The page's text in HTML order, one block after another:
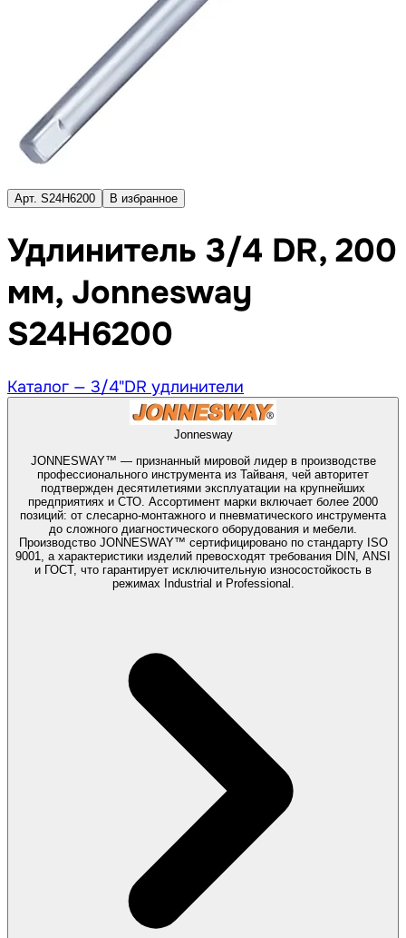
Арт. S24H6200 В избранное
Удлинитель 3/4 DR, 200
мм, Jonnesway
S24H6200
Каталог — 3/4"DR удлинители
Jonnesway
JONNESWAY™ — признанный мировой лидер в производстве
профессионального инструмента из Тайваня, чей авторитет
подтвержден десятилетиями эксплуатации на крупнейших
предприятиях и СТО. Ассортимент марки включает более 2000
позиций: от слесарно-монтажного и пневматического инструмента
до сложного диагностического оборудования и мебели.
Производство JONNESWAY™ сертифицировано по стандарту ISO
9001, а характеристики изделий превосходят требования DIN, ANSI
и ГОСТ, что гарантирует исключительную износостойкость в
режимах Industrial и Professional.